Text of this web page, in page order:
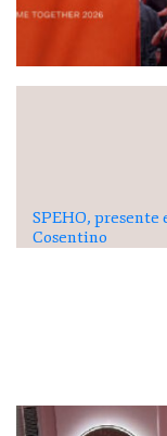
SPEHO, presente
Cosentino